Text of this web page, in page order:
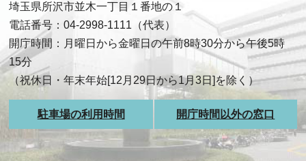
埼玉県所沢市並木一丁目１番地の１
電話番号：04-2998-1111（代表）
開庁時間：月曜日から金曜日の午前8時30分から午後5時
15分
（祝休日・年末年始[12月29日から1月3日]を除く）
駐車場の利用時間 開庁時間以外の窓口